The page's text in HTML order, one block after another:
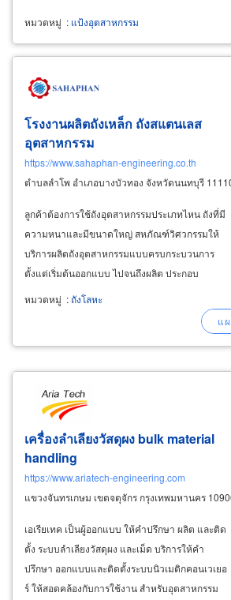
หมวดหมู่ : แป้งอุตสาหกรรม
โรงงานผลิตถังเหล็ก ถังสแตนเลส
อุตสาหกรรม
https://www.sahaphan-engineering.co.th
ตำบลลำโพ อำเภอบางบัวทอง จังหวัดนนทบุรี
ลูกค้าต้องการใช้ถังอุตสาหกรรมประเภทไหน ถังที่มี
ความหนาและมีขนาดใหญ่ สหภัณฑ์วิศวกรรมให้
บริการผลิตถังอุตสาหกรรมแบบครบกระบวนการ
ตั้งแต่เริ่มต้นออกแบบ ไปจนถึงผลิต ประกอบ
ทดสอบ และติดตั้งถึงหน้างานจริง พร้อมงานตรวจ
สอบและซ่อมบำรุงตามมาตรฐานอุตสาหกรรม ทีม
วิศวกรและช่างผู้เชี่ยวชาญแต่ละสาขาทำงานร่วม
กันภายในโรงงานเดียว
หมวดหมู่ : ถังโลหะ
เครื่องลำเลียงวัสดุผง bulk material
handling
https://www.ariatech-engineering.com
แขวงจันทรเกษม เขตจตุจักร กรุงเทพมหานคร
เอเรียเทค เป็นผู้ออกแบบ ให้คำปรึกษา ผลิต และติด
ตั้ง ระบบลำเลียงวัสดุผง และเม็ด บริการให้คำ
ปรึกษา ออกแบบและติดตั้งระบบนิวเมติกคอนเวเยอ
ร์ ให้สอดคล้องกับการใช้งาน สำหรับอุตสาหกรรม